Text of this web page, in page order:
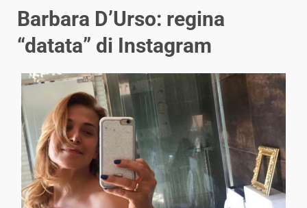
Barbara D’Urso: regina
“datata” di Instagram